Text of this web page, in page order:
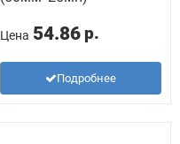
Цена 54.86 р.
Подробнее